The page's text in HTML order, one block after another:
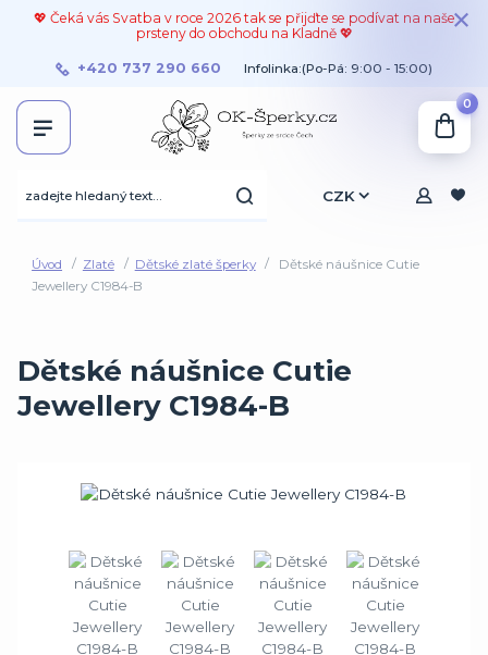
💖 Čeká vás Svatba v roce 2026 tak se přijďte se podívat na naše
prsteny do obchodu na Kladně 💖
CZK
+420 737 290 660 Infolinka:(Po-Pá: 9:00 - 15:00)
0
Úvod Zlaté Dětské zlaté šperky
Dětské náušnice Cutie
Jewellery C1984-B
Dětské náušnice Cutie
Jewellery C1984-B